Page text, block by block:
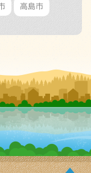
高島市